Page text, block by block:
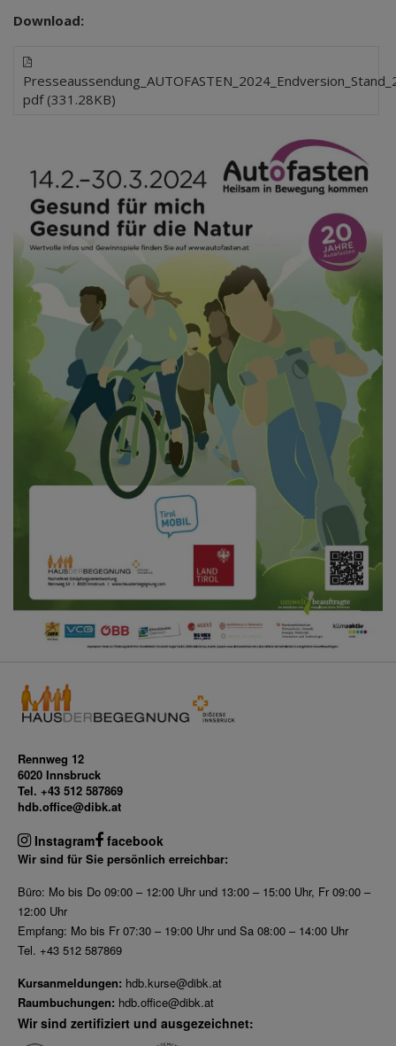
Download:
pdf (331.28KB)
Rennweg 12
6020 Innsbruck
Tel. +43 512 587869
hdb.office@dibk.at
Instagram facebook
Wir sind für Sie persönlich erreichbar:
Büro: Mo bis Do 09:00 – 12:00 Uhr und 13:00 – 15:00 Uhr, Fr 09:00 –
12:00 Uhr
Empfang: Mo bis Fr 07:30 – 19:00 Uhr und Sa 08:00 – 14:00 Uhr
Tel. +43 512 587869
Kursanmeldungen: hdb.kurse@dibk.at
Raumbuchungen: hdb.office@dibk.at
Wir sind zertifiziert und ausgezeichnet: